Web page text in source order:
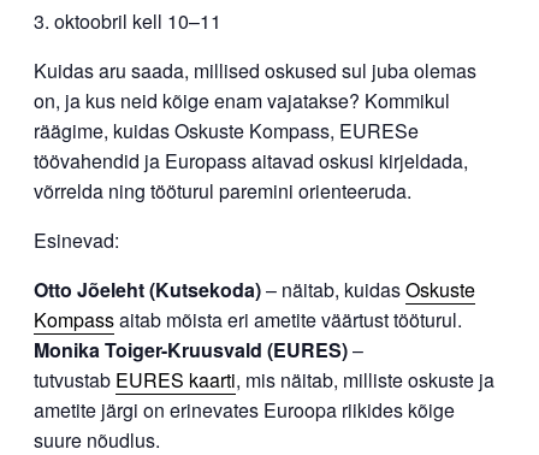
3. oktoobril kell 10–11
Kuidas aru saada, millised oskused sul juba olemas
on, ja kus neid kõige enam vajatakse? Kommikul
räägime, kuidas Oskuste Kompass, EURESe
töövahendid ja Europass aitavad oskusi kirjeldada,
võrrelda ning tööturul paremini orienteeruda.
Esinevad:
Otto Jõeleht (Kutsekoda)– näitab, kuidasOskuste
Kompassaitab mõista eri ametite väärtust tööturul.
Monika Toiger-Kruusvald (EURES)–
tutvustab EURES kaarti, mis näitab, milliste oskuste ja
ametite järgi on erinevates Euroopa riikides kõige
suure nõudlus.